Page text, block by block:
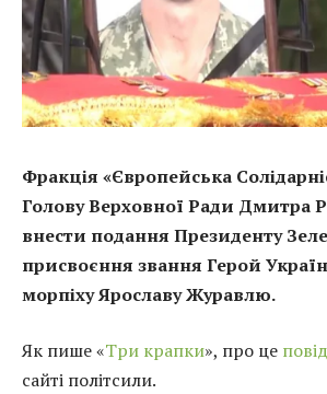
Фракція «Європейська
Голову Верховної Ради Дмитра
внести подання Президенту
присвоєння звання Герой
морпіху Ярославу Журавлю.
Як пише «Три крапки», про це
сайті політсили.